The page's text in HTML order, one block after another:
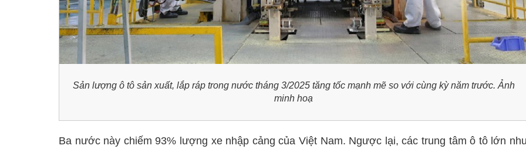
Sản lượng ô tô sản xuất, lắp ráp trong nước tháng 3/2025 tăng tốc mạnh mẽ so với cùng kỳ năm trước. Ảnh
minh hoạ
Ba nước này chiếm 93% lượng xe nhập cảng của Việt Nam. Ngược lại, các trung tâm ô tô lớn